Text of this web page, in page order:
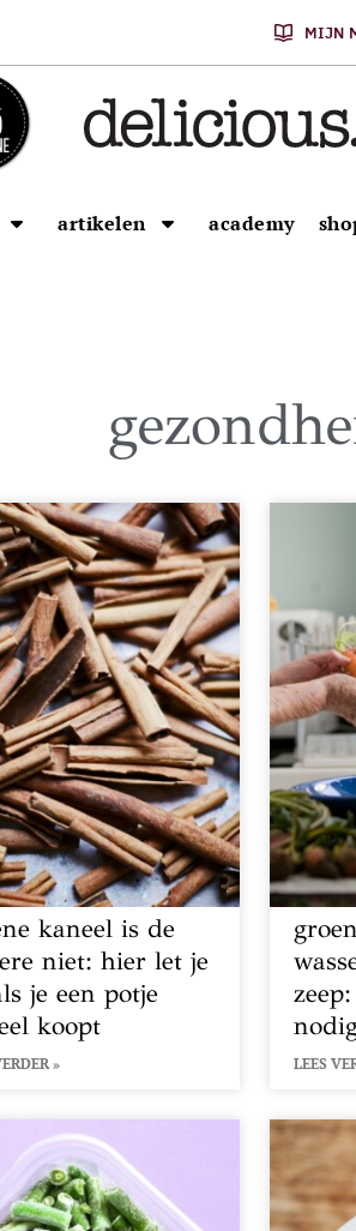
MIJN
artikelen academy
kaneel is de
niet: hier let je
je een potje
koopt
» LEES